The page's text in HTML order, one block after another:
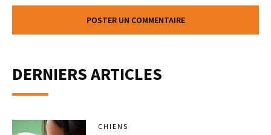
DERNIERS ARTICLES
CHIENS